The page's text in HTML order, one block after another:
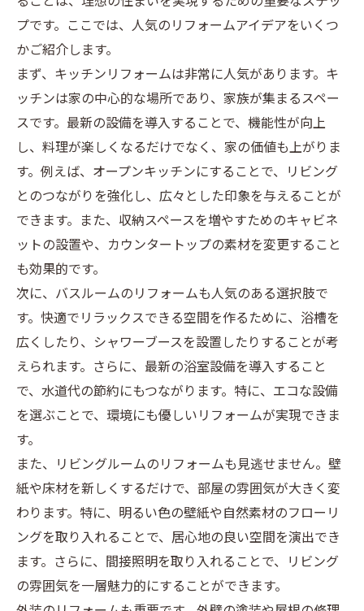
プです。ここでは、人気のリフォームアイデアをいくつ
かご紹介します。
まず、キッチンリフォームは非常に人気があります。キ
ッチンは家の中心的な場所であり、家族が集まるスペー
スです。最新の設備を導入することで、機能性が向上
し、料理が楽しくなるだけでなく、家の価値も上がりま
す。例えば、オープンキッチンにすることで、リビング
とのつながりを強化し、広々とした印象を与えることが
できます。また、収納スペースを増やすためのキャビネ
ットの設置や、カウンタートップの素材を変更すること
も効果的です。
次に、バスルームのリフォームも人気のある選択肢で
す。快適でリラックスできる空間を作るために、浴槽を
広くしたり、シャワーブースを設置したりすることが考
えられます。さらに、最新の浴室設備を導入すること
で、水道代の節約にもつながります。特に、エコな設備
を選ぶことで、環境にも優しいリフォームが実現できま
す。
また、リビングルームのリフォームも見逃せません。壁
紙や床材を新しくするだけで、部屋の雰囲気が大きく変
わります。特に、明るい色の壁紙や自然素材のフローリ
ングを取り入れることで、居心地の良い空間を演出でき
ます。さらに、間接照明を取り入れることで、リビング
の雰囲気を一層魅力的にすることができます。